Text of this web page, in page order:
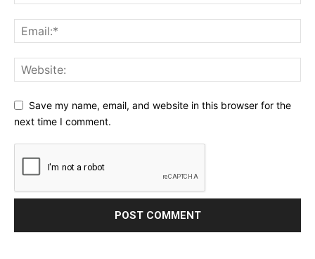
Save my name, email, and website in this browser for the
next time I comment.